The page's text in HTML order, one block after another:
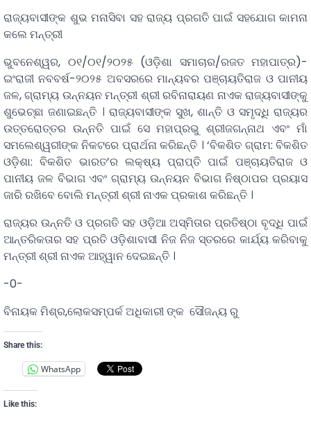
ରାଜ୍ୟବାସୀଙ୍କ ଶୁଭ ମନାସିବା ସହ ରାଜ୍ୟ ପ୍ରଗତି ପାଇଁ ସହଯୋଗ କାମନା
କଲେ ମନ୍ତ୍ରୀ
ଭୁବନେଶ୍ୱର, ୦୧/୦୧/୨୦୨୫ (ଓଡ଼ିଶା ସମାଚାର/ରଜତ ମହାପାତ୍ର)-
ଇଂରାଜୀ ନବବର୍ଷ-୨୦୨୫ ଅବସରରେ ମାନ୍ୟବର ପଞ୍ଚାୟତିରାଜ ଓ ପାନୀୟ
ଜଳ, ଗ୍ରାମ୍ୟ ଉନ୍ନୟନ ମନ୍ତ୍ରୀ ଶ୍ରୀ ରବିନାରାୟଣ ନାଏକ ରାଜ୍ୟବାସୀଙ୍କୁ
ଶୁଭେଚ୍ଛା ଜଣାଇଛନ୍ତି । ରାଜ୍ୟବାସୀଙ୍କ ସୁଖ, ଶାନ୍ତି ଓ ସମୃଦ୍ଧି ରାଜ୍ୟର
ଉତ୍ତରୋତ୍ତର ଉନ୍ନତି ପାଇଁ ସେ ମହାପ୍ରଭୁ ଶ୍ରୀଜଗନ୍ନାଥ ଏବଂ ମାଁ
ସମଲେଶ୍ୱରୀଙ୍କ ନିକଟରେ ପ୍ରାର୍ଥନା କରିଛନ୍ତି । ‘ବିକଶିତ ଗ୍ରାମ: ବିକଶିତ
ଓଡ଼ିଶା: ବିକଶିତ ଭାରତ’ର ଲକ୍ଷ୍ୟ ପ୍ରାପ୍ତି ପାଇଁ ପଞ୍ଚାୟତିରାଜ ଓ
ପାନୀୟ ଜଳ ବିଭାଗ ଏବଂ ଗ୍ରାମ୍ୟ ଉନ୍ନୟନ ବିଭାଗ ନିଷ୍ଠାପର ପ୍ରୟାସ
ଜାରି ରଖିବେ ବୋଲି ମନ୍ତ୍ରୀ ଶ୍ରୀ ନାଏକ ପ୍ରକାଶ କରିଛନ୍ତି ।
ରାଜ୍ୟର ଉନ୍ନତି ଓ ପ୍ରଗତି ସହ ଓଡ଼ିଆ ଅସ୍ମିତାର ପ୍ରତିଷ୍ଠା ବୃଦ୍ଧି ପାଇଁ
ଆନ୍ତରିକତାର ସହ ପ୍ରତି ଓଡ଼ିଶାବାସୀ ନିଜ ନିଜ ସ୍ତରରେ କାର୍ଯ୍ୟ କରିବାକୁ
ମନ୍ତ୍ରୀ ଶ୍ରୀ ନାଏକ ଆହ୍ୱାନ ଦେଇଛନ୍ତି ।
-0-
ବିନାୟକ ମିଶ୍ର,ଲୋକସମ୍ପର୍କ ଅଧିକାରୀ ଙ୍କ ସୌଜନ୍ୟ ରୁ
Share this:
WhatsApp
Like this: